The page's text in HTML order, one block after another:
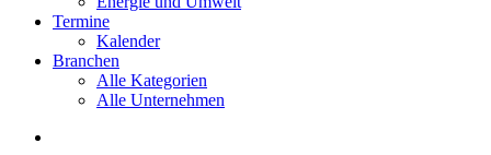
Termine
Kalender
Branchen
Alle Kategorien
Alle Unternehmen